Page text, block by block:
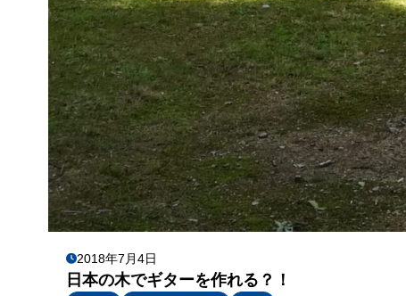
2018年7月4日
日本の木でギターを作れる？！